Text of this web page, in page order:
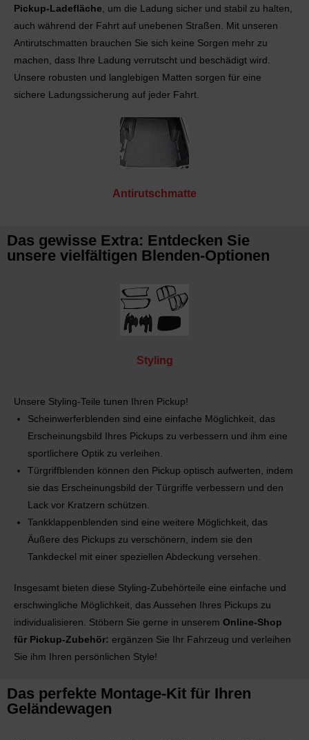
Pickup-Ladefläche, um die Ladung sicher und stabil zu halten,
auch während der Fahrt auf unebenen Straßen. Mit unseren
Antirutschmatten brauchen Sie sich keine Sorgen mehr zu
machen, dass Ihre Ladung verrutscht und beschädigt wird.
Unsere robusten und langlebigen Matten sorgen für eine
sichere Ladungssicherung auf jeder Fahrt.
Antirutschmatte
Das gewisse Extra: Entdecken Sie
unsere vielfältigen Blenden-Optionen
Styling
Unsere Styling-Teile tunen Ihren Pickup!
Scheinwerferblenden sind eine einfache Möglichkeit, das
Erscheinungsbild Ihres Pickups zu verbessern und ihm eine
sportlichere Optik zu verleihen.
Türgriffblenden können den Pickup optisch aufwerten, indem
sie das Erscheinungsbild der Türgriffe verbessern und den
Lack vor Kratzern schützen.
Tankklappenblenden sind eine weitere Möglichkeit, das
Äußere des Pickups zu verschönern, indem sie den
Tankdeckel mit einer speziellen Abdeckung versehen.
Insgesamt bieten diese Styling-Zubehörteile eine einfache und
erschwingliche Möglichkeit, das Aussehen Ihres Pickups zu
individualisieren. Stöbern Sie gerne in unserem Online-Shop
für Pickup-Zubehör: ergänzen Sie Ihr Fahrzeug und verleihen
Sie ihm Ihren persönlichen Style!
Das perfekte Montage-Kit für Ihren
Geländewagen